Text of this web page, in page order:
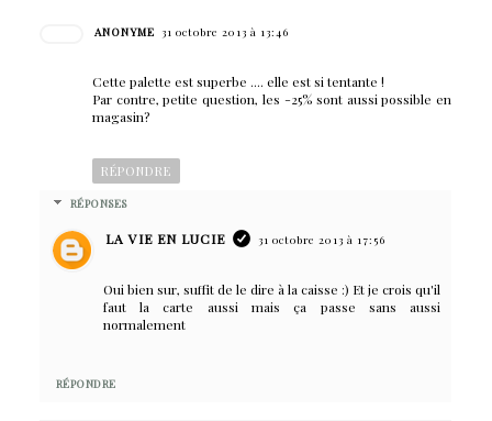
ANONYME 31 octobre 2013 à 13:46
Cette palette est superbe .... elle est si tentante !
Par contre, petite question, les -25% sont aussi possible en
magasin?
RÉPONDRE
RÉPONSES
LA VIE EN LUCIE 31 octobre 2013 à 17:56
Oui bien sur, suffit de le dire à la caisse :) Et je crois qu'il
faut la carte aussi mais ça passe sans aussi
normalement
RÉPONDRE